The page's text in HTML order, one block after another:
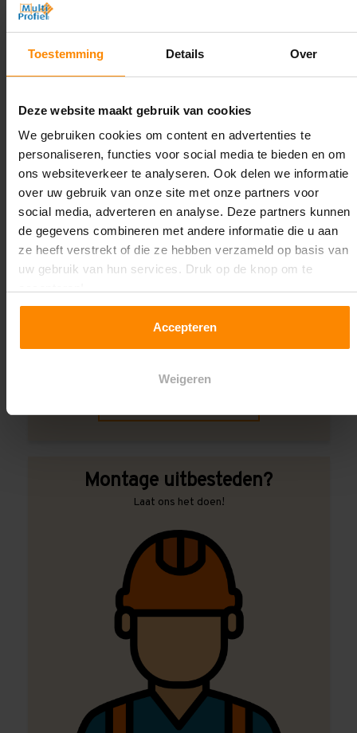
Toestemming Details Over
Deze website maakt gebruik van cookies
We gebruiken cookies om content en advertenties te
personaliseren, functies voor social media te bieden en om
ons websiteverkeer te analyseren. Ook delen we informatie
over uw gebruik van onze site met onze partners voor
social media, adverteren en analyse. Deze partners kunnen
de gegevens combineren met andere informatie die u aan
ze heeft verstrekt of die ze hebben verzameld op basis van
uw gebruik van hun services. Druk op de knop om te
Accepteren
Weigeren
Draagkracht per liggerniveau:
Maximale jukbelasting:
Oplossing op maat nodig?
Wij kunnen je helpen!
draagkrachten? Speciale uitvoeringen? Onze
experts werken het graag uit! Maatwerk is onze
specialiteit!
Montage uitbesteden?
Laat ons het doen!